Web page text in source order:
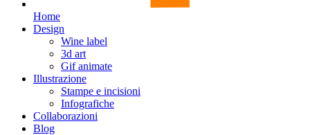
Home
Design
Wine label
3d art
Gif animate
Illustrazione
Stampe e incisioni
Infografiche
Collaborazioni
Blog